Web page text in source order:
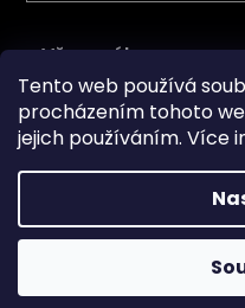
Tento web používá
procházením tohoto
jejich používáním. Více
Vše o nákupu
Doprava
Reklamace